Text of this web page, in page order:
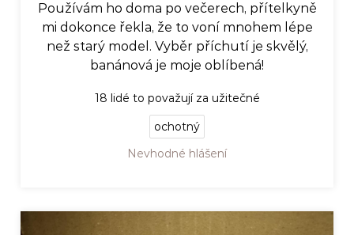
Používám ho doma po večerech, přítelkyně
mi dokonce řekla, že to voní mnohem lépe
než starý model. Vyběr příchutí je skvělý,
banánová je moje oblíbená!
18 lidé to považují za užitečné
ochotný
Nevhodné hlášení